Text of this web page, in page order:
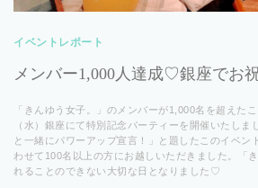
イベントレポート
メンバー1,000人達成♡銀座でお
「きんゆう女子。」のメンバーが1,000名を超えた
（水）銀座にて特別記念パーティーを開催いたしま
と一緒にパワーアップ宣言！」と題したこのイベン
わせて100名以上の方にお越しいただきました。「
れることのできない大切な日となりました♡